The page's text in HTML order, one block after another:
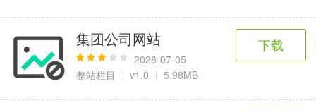
集团公司网站
2026-07-05
整站栏目
v1.0 5.98MB
下载